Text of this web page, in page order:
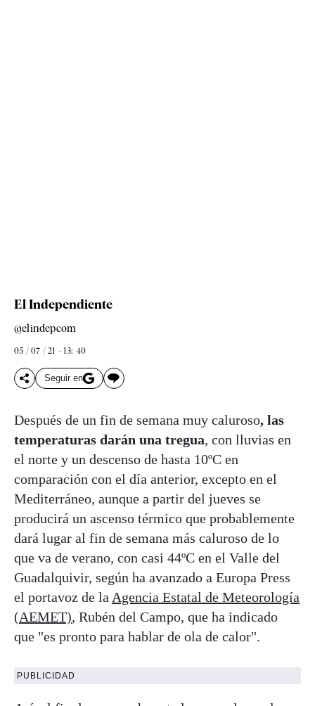
El Independiente
@elindepcom
05 / 07 / 21 - 13: 40
Seguir en
Después de un fin de semana muy caluroso, las
temperaturas darán una tregua, con lluvias en
el norte y un descenso de hasta 10ºC en
comparación con el día anterior, excepto en el
Mediterráneo, aunque a partir del jueves se
producirá un ascenso térmico que probablemente
dará lugar al fin de semana más caluroso de lo
que va de verano, con casi 44ºC en el Valle del
Guadalquivir, según ha avanzado a Europa Press
el portavoz de la Agencia Estatal de Meteorología
(AEMET), Rubén del Campo, que ha indicado
que "es pronto para hablar de ola de calor".
PUBLICIDAD